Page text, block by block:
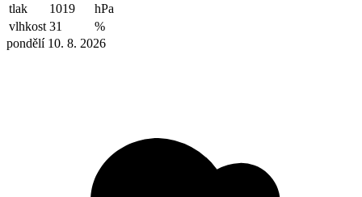
tlak
1019
hPa
vlhkost 31
%
pondělí 10. 8. 2026